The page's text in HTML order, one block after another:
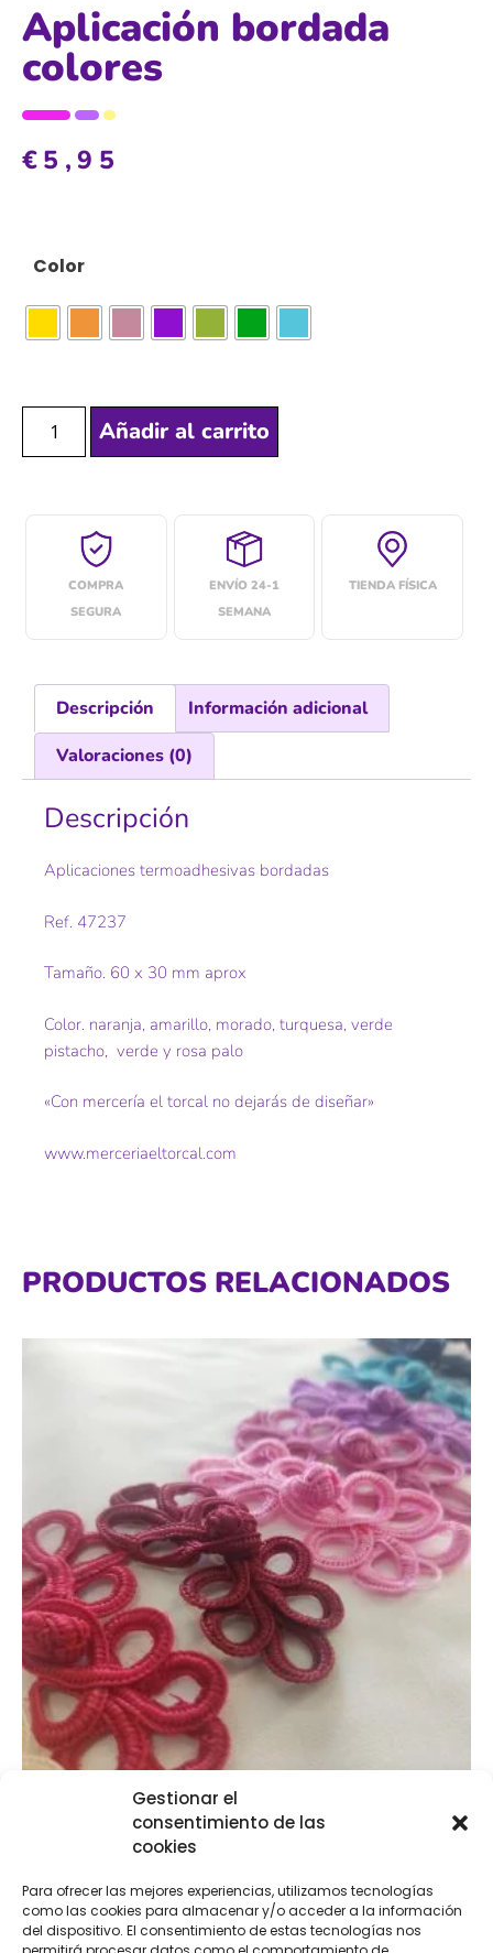
Gestionar el
consentimiento de las
cookies
Para ofrecer las mejores experiencias, utilizamos tecnologías
como las cookies para almacenar y/o acceder a la información
del dispositivo. El consentimiento de estas tecnologías nos
Aplicación bordada
colores
€5,95
Color
Añadir al carrito
COMPRA
SEGURA
ENVÍO 24-1
SEMANA
TIENDA FÍSICA
Descripción
Información adicional
Valoraciones (0)
Descripción
Aplicaciones termoadhesivas bordadas
Ref. 47237
Tamaño. 60 x 30 mm aprox
Color. naranja, amarillo, morado, turquesa, verde
pistacho, verde y rosa palo
«Con mercería el torcal no dejarás de diseñar»
www.merceriaeltorcal.com
PRODUCTOS RELACIONADOS
Alamar
Seleccionar opciones